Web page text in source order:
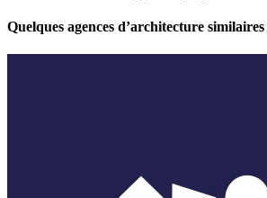
Quelques agences d’architecture